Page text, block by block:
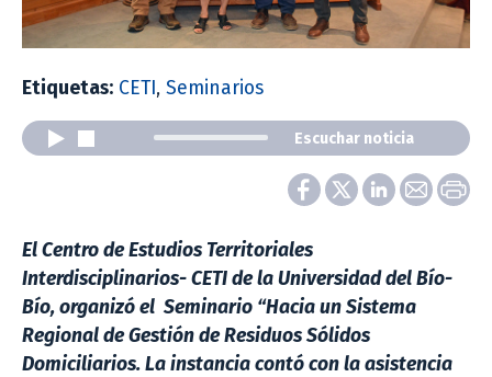
Etiquetas: CETI, Seminarios
Escuchar noticia
El Centro de Estudios Territoriales
Interdisciplinarios- CETI de la Universidad del Bío-
Bío, organizó el Seminario “Hacia un Sistema
Regional de Gestión de Residuos Sólidos
Domiciliarios. La instancia contó con la asistencia